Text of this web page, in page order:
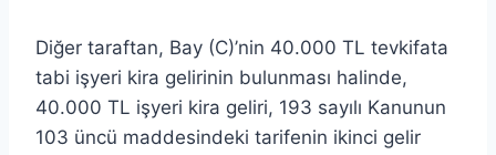
Diğer taraftan, Bay (C)’nin 40.000 TL tevkifata
tabi işyeri kira gelirinin bulunması halinde,
40.000 TL işyeri kira geliri, 193 sayılı Kanunun
103 üncü maddesindeki tarifenin ikinci gelir